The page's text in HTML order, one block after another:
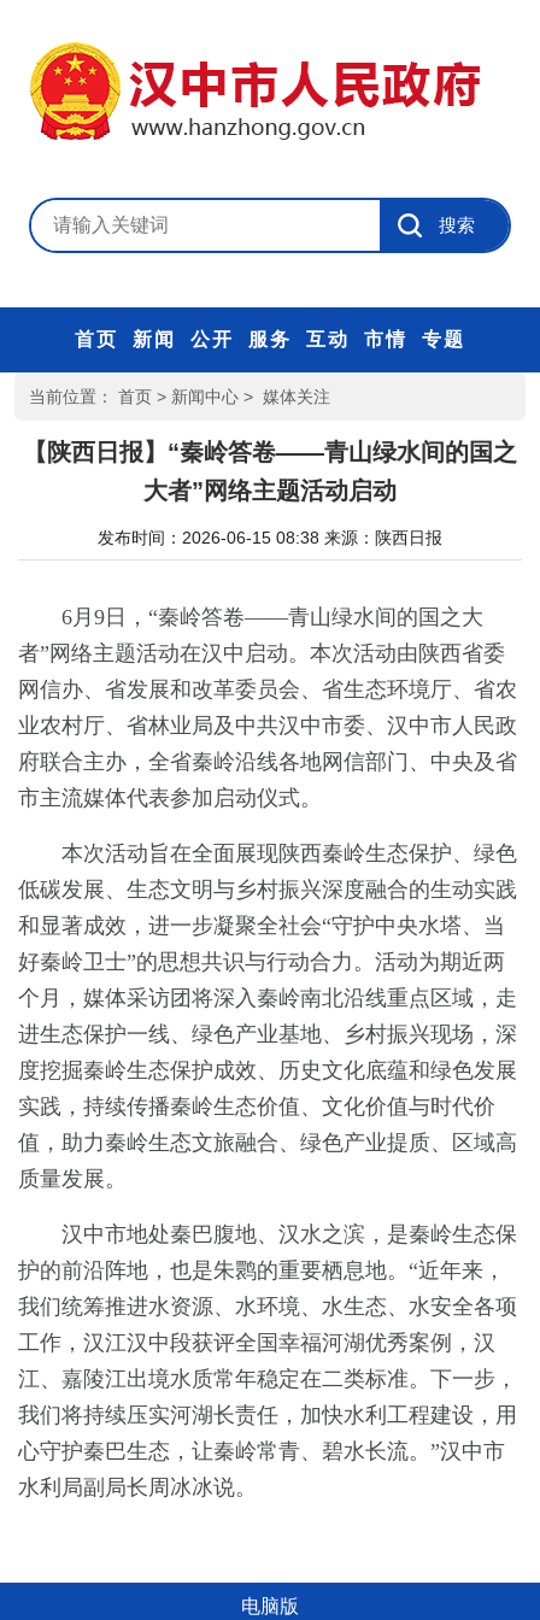
首页 新闻 公开 服务 互动 市情 专题
当前位置： 首页 > 新闻中心 > 媒体关注
【陕西日报】“秦岭答卷——青山绿水间的国之
大者”网络主题活动启动
发布时间：2026-06-15 08:38 来源： 陕西日报
6月9日，“秦岭答卷——青山绿水间的国之大
者”网络主题活动在汉中启动。本次活动由陕西省委
网信办、省发展和改革委员会、省生态环境厅、省农
业农村厅、省林业局及中共汉中市委、汉中市人民政
府联合主办，全省秦岭沿线各地网信部门、中央及省
市主流媒体代表参加启动仪式。
本次活动旨在全面展现陕西秦岭生态保护、绿色
低碳发展、生态文明与乡村振兴深度融合的生动实践
和显著成效，进一步凝聚全社会“守护中央水塔、当
好秦岭卫士”的思想共识与行动合力。活动为期近两
个月，媒体采访团将深入秦岭南北沿线重点区域，走
进生态保护一线、绿色产业基地、乡村振兴现场，深
度挖掘秦岭生态保护成效、历史文化底蕴和绿色发展
实践，持续传播秦岭生态价值、文化价值与时代价
值，助力秦岭生态文旅融合、绿色产业提质、区域高
质量发展。
汉中市地处秦巴腹地、汉水之滨，是秦岭生态保
护的前沿阵地，也是朱鹮的重要栖息地。“近年来，
我们统筹推进水资源、水环境、水生态、水安全各项
工作，汉江汉中段获评全国幸福河湖优秀案例，汉
江、嘉陵江出境水质常年稳定在二类标准。下一步，
我们将持续压实河湖长责任，加快水利工程建设，用
心守护秦巴生态，让秦岭常青、碧水长流。”汉中市
水利局副局长周冰冰说。
电脑版